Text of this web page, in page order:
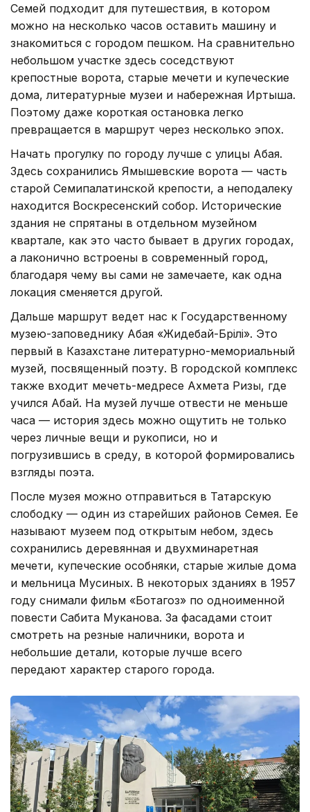
Семей подходит для путешествия, в котором
можно на несколько часов оставить машину и
знакомиться с городом пешком. На сравнительно
небольшом участке здесь соседствуют
крепостные ворота, старые мечети и купеческие
дома, литературные музеи и набережная Иртыша.
Поэтому даже короткая остановка легко
превращается в маршрут через несколько эпох.
Начать прогулку по городу лучше с улицы Абая.
Здесь сохранились Ямышевские ворота — часть
старой Семипалатинской крепости, а неподалеку
находится Воскресенский собор. Исторические
здания не спрятаны в отдельном музейном
квартале, как это часто бывает в других городах,
а лаконично встроены в современный город,
благодаря чему вы сами не замечаете, как одна
локация сменяется другой.
Дальше маршрут ведет нас к Государственному
музею-заповеднику Абая «Жидебай-Бөрілі». Это
первый в Казахстане литературно-мемориальный
музей, посвященный поэту. В городской комплекс
также входит мечеть-медресе Ахмета Ризы, где
учился Абай. На музей лучше отвести не меньше
часа — история здесь можно ощутить не только
через личные вещи и рукописи, но и
погрузившись в среду, в которой формировались
взгляды поэта.
После музея можно отправиться в Татарскую
слободку — один из старейших районов Семея. Ее
называют музеем под открытым небом, здесь
сохранились деревянная и двухминаретная
мечети, купеческие особняки, старые жилые дома
и мельница Мусиных. В некоторых зданиях в 1957
году снимали фильм «Ботагоз» по одноименной
повести Сабита Муканова. За фасадами стоит
смотреть на резные наличники, ворота и
небольшие детали, которые лучше всего
передают характер старого города.